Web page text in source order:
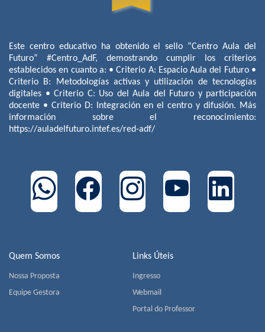
Quem Somos
Nossa Proposta
Equipe Gestora
Links Úteis
Ingresso
Webmail
Portal do Professor
Este centro educativo ha obtenido el sello “Centro Aula del
Futuro” #Centro_AdF, demostrando cumplir los criterios
establecidos en cuanto a: • Criterio A: Espacio Aula del Futuro •
Criterio B: Metodologías activas y utilización de tecnologías
digitales • Criterio C: Uso del Aula del Futuro y participación
docente • Criterio D: Integración en el centro y difusión. Más
información sobre el reconocimiento:
https://auladelfuturo.intef.es/red-adf/